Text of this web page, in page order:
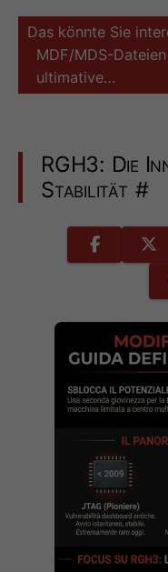
Das könnte Sie
MDF/MDS-
ultimative…
RGH3: Die
Stabilität #